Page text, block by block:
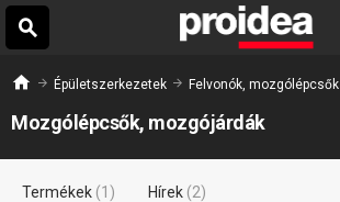
Épületszerkezetek Felvonók, mozgólépcsők
Mozgólépcsők, mozgójárdák
Termékek (1) Hírek (2)